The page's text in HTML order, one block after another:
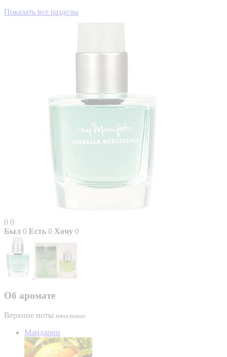
Показать все разделы
0 0
Был 0 Есть 0 Хочу 0
Об аромате
Верхние ноты начальные
Мандарин